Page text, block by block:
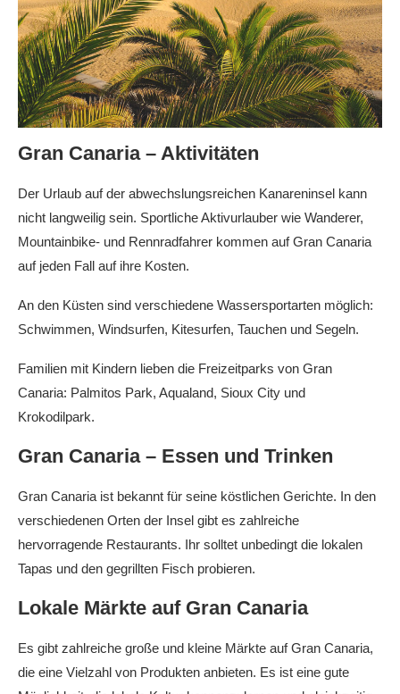
Gran Canaria – Aktivitäten
Der Urlaub auf der abwechslungsreichen Kanareninsel kann
nicht langweilig sein. Sportliche Aktivurlauber wie Wanderer,
Mountainbike- und Rennradfahrer kommen auf Gran Canaria
auf jeden Fall auf ihre Kosten.
An den Küsten sind verschiedene Wassersportarten möglich:
Schwimmen, Windsurfen, Kitesurfen, Tauchen und Segeln.
Familien mit Kindern lieben die Freizeitparks von Gran
Canaria: Palmitos Park, Aqualand, Sioux City und
Krokodilpark.
Gran Canaria – Essen und Trinken
Gran Canaria ist bekannt für seine köstlichen Gerichte. In den
verschiedenen Orten der Insel gibt es zahlreiche
hervorragende Restaurants. Ihr solltet unbedingt die lokalen
Tapas und den gegrillten Fisch probieren.
Lokale Märkte auf Gran Canaria
Es gibt zahlreiche große und kleine Märkte auf Gran Canaria,
die eine Vielzahl von Produkten anbieten. Es ist eine gute